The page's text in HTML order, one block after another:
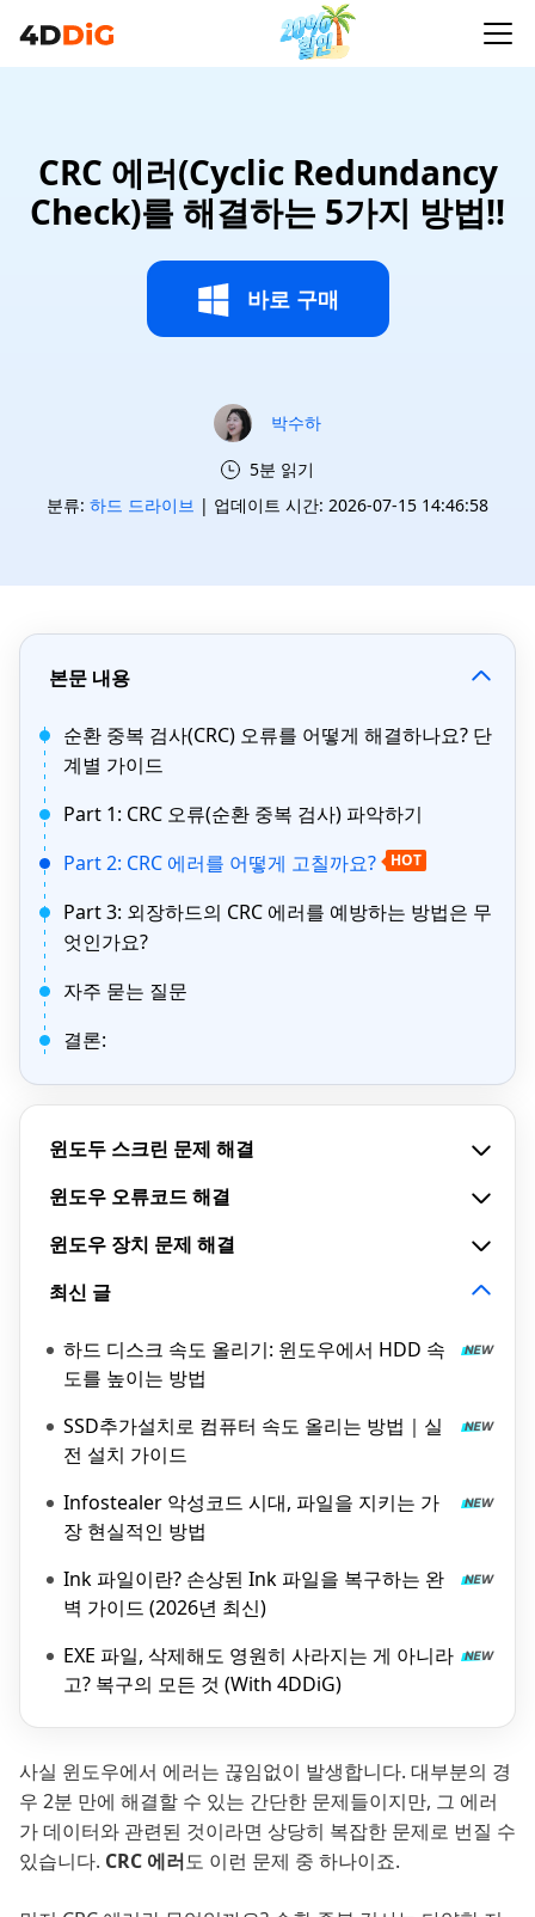
CRC 에러(Cyclic Redundancy
Check)를 해결하는 5가지 방법!!
바로 구매
박수하
5분 읽기
분류: 하드 드라이브 | 업데이트 시간: 2026-07-15 14:46:58
본문 내용
순환 중복 검사(CRC) 오류를 어떻게 해결하나요? 단
계별 가이드
Part 1: CRC 오류(순환 중복 검사) 파악하기
​Part 2: CRC 에러를 어떻게 고칠까요?
HOT
Part 3: 외장하드의 CRC 에러를 예방하는 방법은 무
엇인가요?
자주 묻는 질문
결론:
윈도두 스크린 문제 해결
윈도우 오류코드 해결
윈도우 장치 문제 해결
최신 글
하드 디스크 속도 올리기: 윈도우에서 HDD 속
도를 높이는 방법
SSD추가설치로 컴퓨터 속도 올리는 방법｜실
전 설치 가이드
Infostealer 악성코드 시대, 파일을 지키는 가
장 현실적인 방법
Ink 파일이란? 손상된 Ink 파일을 복구하는 완
벽 가이드 (2026년 최신)
EXE 파일, 삭제해도 영원히 사라지는 게 아니라
고? 복구의 모든 것 (With 4DDiG)
사실 윈도우에서 에러는 끊임없이 발생합니다. 대부분의 경
우 2분 만에 해결할 수 있는 간단한 문제들이지만, 그 에러
가 데이터와 관련된 것이라면 상당히 복잡한 문제로 번질 수
있습니다. CRC 에러도 이런 문제 중 하나이죠.